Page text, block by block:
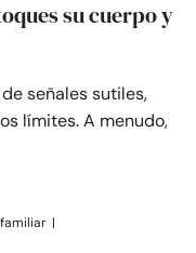
su cuerpo y
señales sutiles,
límites. A menudo,
|